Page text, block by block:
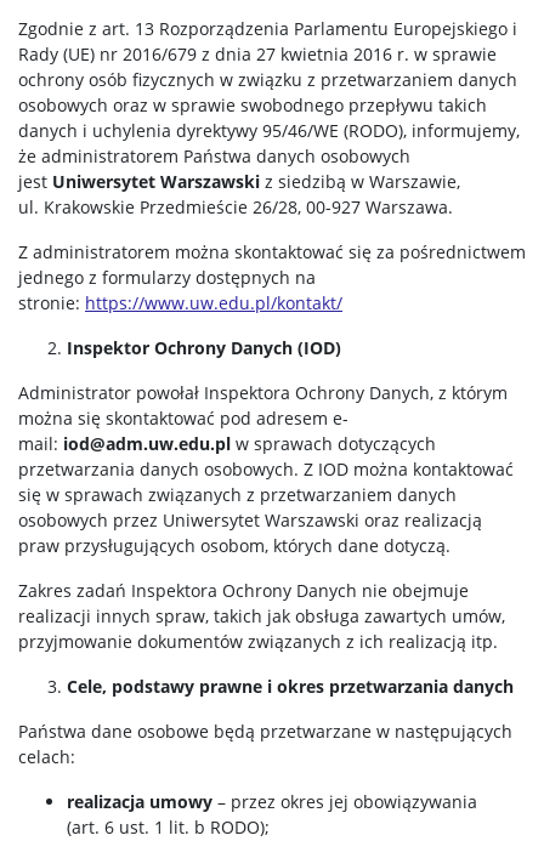
Zgodnie z art. 13 Rozporządzenia Parlamentu Europejskiego i
Rady (UE) nr 2016/679 z dnia 27 kwietnia 2016 r. w sprawie
ochrony osób fizycznych w związku z przetwarzaniem danych
osobowych oraz w sprawie swobodnego przepływu takich
danych i uchylenia dyrektywy 95/46/WE (RODO), informujemy,
że administratorem Państwa danych osobowych
jest Uniwersytet Warszawski z siedzibą w Warszawie,
ul. Krakowskie Przedmieście 26/28, 00-927 Warszawa.
Z administratorem można skontaktować się za pośrednictwem
jednego z formularzy dostępnych na
stronie: https://www.uw.edu.pl/kontakt/
Inspektor Ochrony Danych (IOD)
Administrator powołał Inspektora Ochrony Danych, z którym
można się skontaktować pod adresem e-
mail: iod@adm.uw.edu.pl w sprawach dotyczących
przetwarzania danych osobowych. Z IOD można kontaktować
się w sprawach związanych z przetwarzaniem danych
osobowych przez Uniwersytet Warszawski oraz realizacją
praw przysługujących osobom, których dane dotyczą.
Zakres zadań Inspektora Ochrony Danych nie obejmuje
realizacji innych spraw, takich jak obsługa zawartych umów,
przyjmowanie dokumentów związanych z ich realizacją itp.
Cele, podstawy prawne i okres przetwarzania danych
Państwa dane osobowe będą przetwarzane w następujących
celach:
realizacja umowy – przez okres jej obowiązywania
(art. 6 ust. 1 lit. b RODO);